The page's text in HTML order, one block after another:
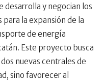
desarrolla y negocian los
la expansión de la
de energía
Este proyecto busca
nuevas centrales de
sino favorecer al